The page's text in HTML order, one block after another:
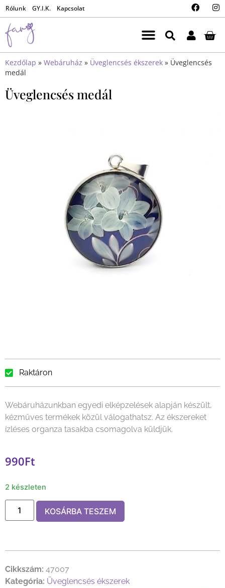
Rólunk GY.I.K. Kapcsolat
Kezdőlap » Webáruház » Üveglencsés ékszerek » Üveglencsés
medál
Üveglencsés medál
Raktáron
Webáruházunkban egyedi elképzelések alapján készült,
kézműves termékek közül válogathatsz. Az ékszereket
ízléses organza tasakba csomagolva küldjük.
990Ft
2 készleten
KOSÁRBA TESZEM
Cikkszám: 47007
Kategória: Üveglencsés ékszerek